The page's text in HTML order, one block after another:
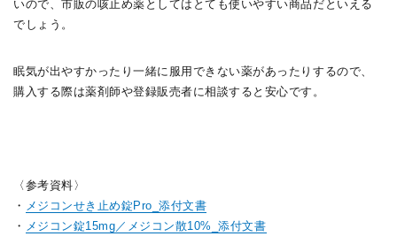
いので、市販の咳止め薬としてはとても使いやすい商品だといえる
でしょう。
眠気が出やすかったり一緒に服用できない薬があったりするので、
購入する際は薬剤師や登録販売者に相談すると安心です。
〈参考資料〉
・ メジコンせき止め錠Pro_添付文書
・ メジコン錠15mg／メジコン散10%_添付文書